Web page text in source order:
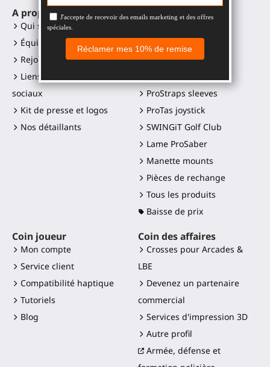
A propos
Qui sommes-nous ?
Équipe
Rejoignez-nous
Liens vers les réseaux
sociaux
Kit de presse et logos
Nos détaillants
Accessoires VR
Gunstock ForceTube
Gunstock ProVolver
ProStraps sleeves
ProTas joystick
SWINGiT Golf Club
Lame ProSaber
Manette mounts
Pièces de rechange
Tous les produits
Baisse de prix
Coin joueur
Mon compte
Service client
Compatibilité haptique
Tutoriels
Blog
Coin des affaires
Crosses pour Arcades &
LBE
Devenez un partenaire
commercial
Services d'impression 3D
Autre profil
Armée, défense et